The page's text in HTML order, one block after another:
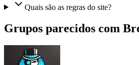
Quais são as regras do site?
Grupos parecidos com